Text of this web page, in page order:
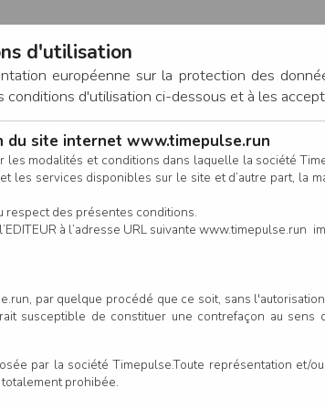
CONNEXION
CALENDRIER RÉSULTATS
- 10 km Virtuel
d'utilisation
européenne sur la protection des
conditions d'utilisation ci-dessous et à les
du site internet www.timepulse.run
modalités et conditions dans laquelle la société
les services disponibles sur le site et d’autre part, la
respect des présentes conditions.
à l’adresse URL suivante
par quelque procédé que ce soit, sans
susceptible de constituer une contrefaçon au
par la société Timepulse.Toute représentation
prohibée.